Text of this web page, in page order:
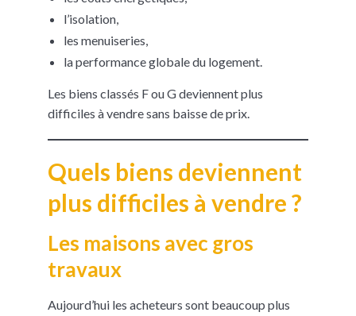
l’isolation,
les menuiseries,
la performance globale du logement.
Les biens classés F ou G deviennent plus
difficiles à vendre sans baisse de prix.
Quels biens deviennent
plus difficiles à vendre ?
Les maisons avec gros
travaux
Aujourd’hui les acheteurs sont beaucoup plus